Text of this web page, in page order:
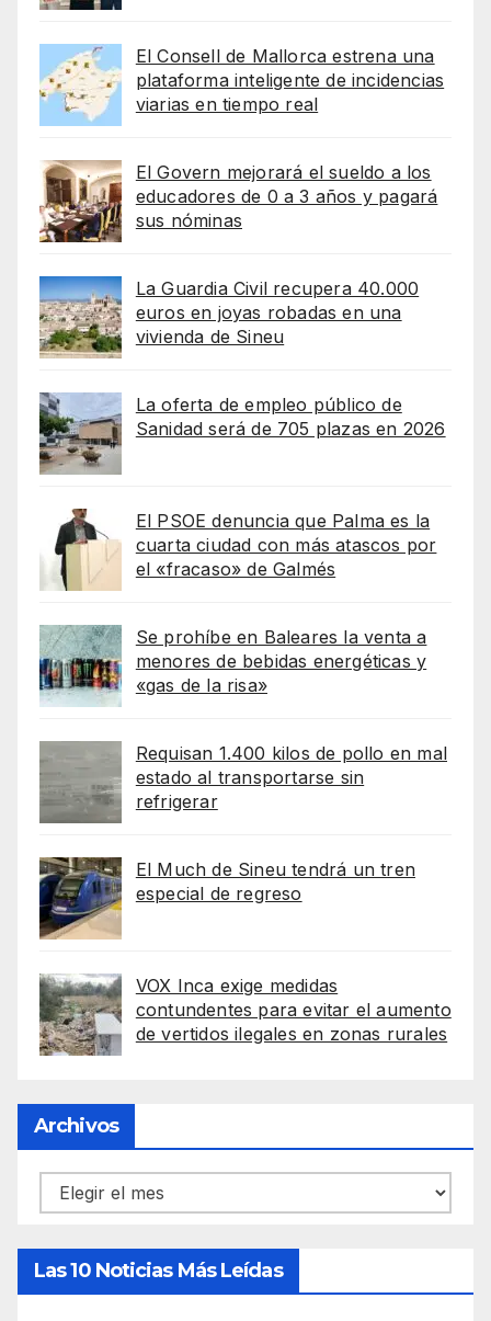
El Consell de Mallorca estrena una
plataforma inteligente de incidencias
viarias en tiempo real
El Govern mejorará el sueldo a los
educadores de 0 a 3 años y pagará
sus nóminas
La Guardia Civil recupera 40.000
euros en joyas robadas en una
vivienda de Sineu
La oferta de empleo público de
Sanidad será de 705 plazas en 2026
El PSOE denuncia que Palma es la
cuarta ciudad con más atascos por
el «fracaso» de Galmés
Se prohíbe en Baleares la venta a
menores de bebidas energéticas y
«gas de la risa»
Requisan 1.400 kilos de pollo en mal
estado al transportarse sin
refrigerar
El Much de Sineu tendrá un tren
especial de regreso
VOX Inca exige medidas
contundentes para evitar el aumento
de vertidos ilegales en zonas rurales
Archivos
Archivos
Las 10 Noticias Más Leídas